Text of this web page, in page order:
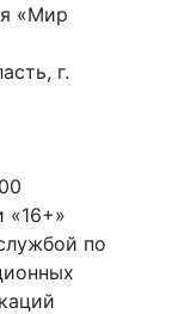
«Мир
г.
«16+»
по